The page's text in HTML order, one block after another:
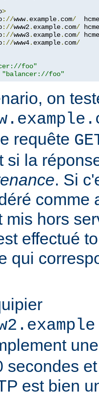
>
://www. example. com/
://www2. example. com/
://www3. example. com/
://www4. example. com/
foo"
"balancer://foo"
on
requête
si la
. Si
comme
mis hors
effectué
qui
secondes
est bien